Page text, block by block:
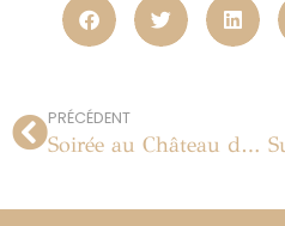
PRÉCÉDENT
Soirée au Château de Vaux le Vicomte